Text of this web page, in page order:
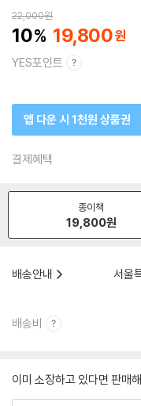
22,000원
10 19,800
YES포인트
앱 다운 시 1천원 상품권
결제혜택
종이책
19,800원
배송안내
서울
배송비
이미 소장하고 있다면 판매